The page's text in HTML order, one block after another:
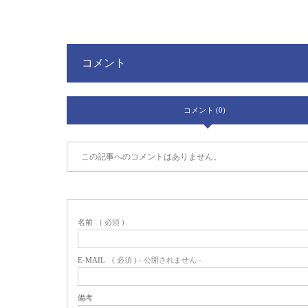
コメント
コメント (0)
この記事へのコメントはありません。
名前 ( 必須 )
E-MAIL ( 必須 ) - 公開されません -
備考